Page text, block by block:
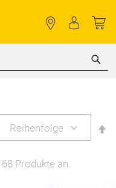
68 Produkte an.